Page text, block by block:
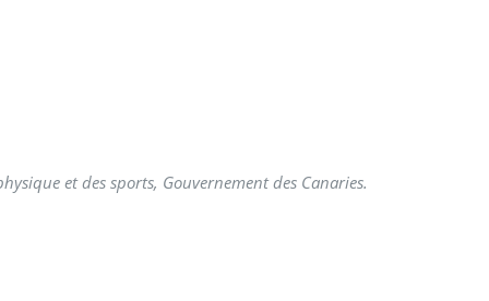
et des sports, Gouvernement des Canaries.